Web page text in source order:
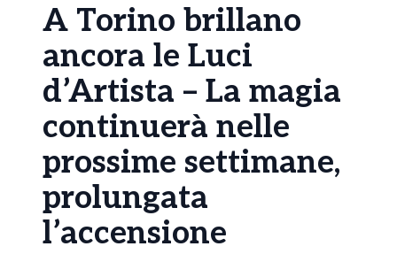
A Torino brillano
ancora le Luci
d’Artista – La magia
continuerà nelle
prossime settimane,
prolungata
l’accensione